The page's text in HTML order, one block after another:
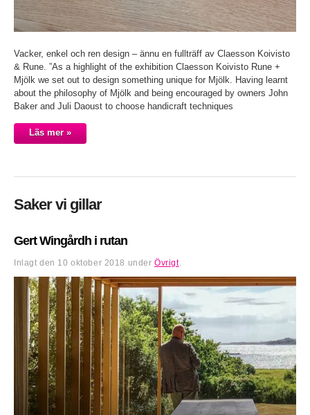
Vacker, enkel och ren design – ännu en fullträff av Claesson Koivisto
& Rune. ”As a highlight of the exhibition Claesson Koivisto Rune +
Mjölk we set out to design something unique for Mjölk. Having learnt
about the philosophy of Mjölk and being encouraged by owners John
Baker and Juli Daoust to choose handicraft techniques
Läs mer »
Saker vi gillar
Gert Wingårdh i rutan
Inlagt den 10 oktober 2018 underÖvrigt.